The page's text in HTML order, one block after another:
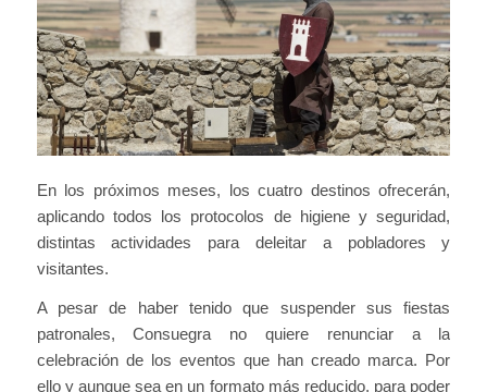
En los próximos meses, los cuatro destinos ofrecerán,
aplicando todos los protocolos de higiene y seguridad,
distintas actividades para deleitar a pobladores y
visitantes.
A pesar de haber tenido que suspender sus fiestas
patronales, Consuegra no quiere renunciar a la
celebración de los eventos que han creado marca. Por
ello y aunque sea en un formato más reducido, para poder